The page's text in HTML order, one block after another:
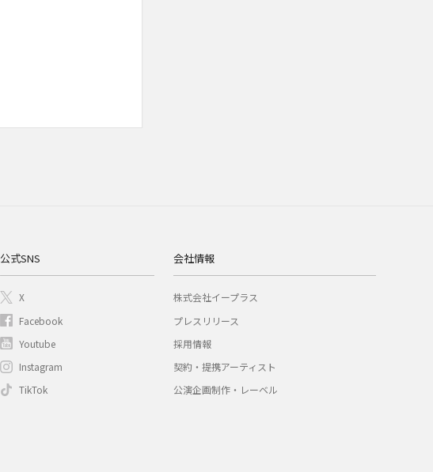
公式SNS
X
Facebook
Youtube
Instagram
TikTok
会社情報
株式会社イープラス
プレスリリース
採用情報
契約・提携アーティスト
公演企画制作・レーベル